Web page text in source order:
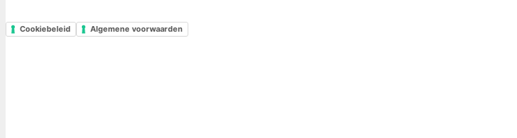
Cookiebeleid Algemene voorwaarden